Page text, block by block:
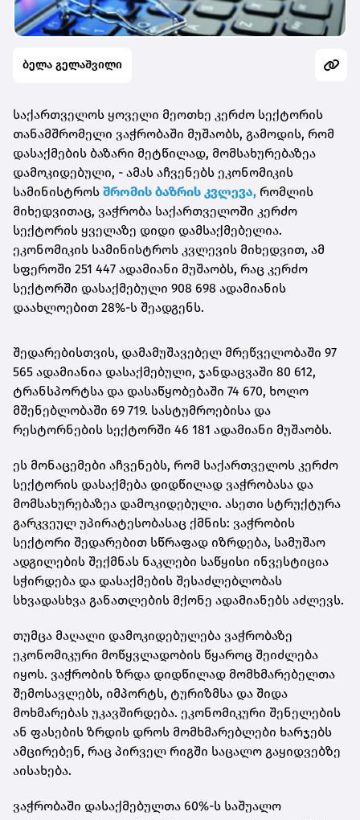
ბელა გელაშვილი
საქართველოს ყოველი მეოთხე კერძო სექტორის
თანამშრომელი ვაჭრობაში მუშაობს, გამოდის, რომ
დასაქმების ბაზარი მეტწილად, მომსახურებაზეა
დამოკიდებული, - ამას აჩვენებს ეკონომიკის
სამინისტროს შრომის ბაზრის კვლევა, რომლის
მიხედვითაც, ვაჭრობა საქართველოში კერძო
სექტორის ყველაზე დიდი დამსაქმებელია.
ეკონომიკის სამინისტროს კვლევის მიხედვით, ამ
სფეროში 251 447 ადამიანი მუშაობს, რაც კერძო
სექტორში დასაქმებული 908 698 ადამიანის
დაახლოებით 28%-ს შეადგენს.
შედარებისთვის, დამამუშავებელ მრეწველობაში 97
565 ადამიანია დასაქმებული, ჯანდაცვაში 80 612,
ტრანსპორტსა და დასაწყობებაში 74 670, ხოლო
მშენებლობაში 69 719. სასტუმროებისა და
რესტორნების სექტორში 46 181 ადამიანი მუშაობს.
ეს მონაცემები აჩვენებს, რომ საქართველოს კერძო
სექტორის დასაქმება დიდწილად ვაჭრობასა და
მომსახურებაზეა დამოკიდებული. ასეთი სტრუქტურა
გარკვეულ უპირატესობასაც ქმნის: ვაჭრობის
სექტორი შედარებით სწრაფად იზრდება, სამუშაო
ადგილების შექმნას ნაკლები საწყისი ინვესტიცია
სჭირდება და დასაქმების შესაძლებლობას
სხვადასხვა განათლების მქონე ადამიანებს აძლევს.
თუმცა მაღალი დამოკიდებულება ვაჭრობაზე
ეკონომიკური მოწყვლადობის წყაროც შეიძლება
იყოს. ვაჭრობის ზრდა დიდწილად მომხმარებელთა
შემოსავლებს, იმპორტს, ტურიზმსა და შიდა
მოხმარებას უკავშირდება. ეკონომიკური შენელების
ან ფასების ზრდის დროს მომხმარებლები ხარჯებს
ამცირებენ, რაც პირველ რიგში საცალო გაყიდვებზე
აისახება.
ვაჭრობაში დასაქმებულთა 60%-ს საშუალო